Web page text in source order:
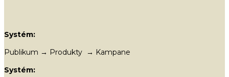
Systém:
Publikum → Produkty → Kampane
Systém: